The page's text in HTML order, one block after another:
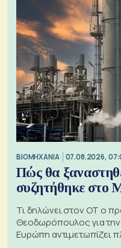
ΒΙΟΜΗΧΑΝΙΑ 07.08.2026,
Πώς θα
συζητήθηκε στο
Τι δηλώνει στον ΟΤ ο
Θεοδωρόπουλος για
Ευρώπη αντιμετωπίζει